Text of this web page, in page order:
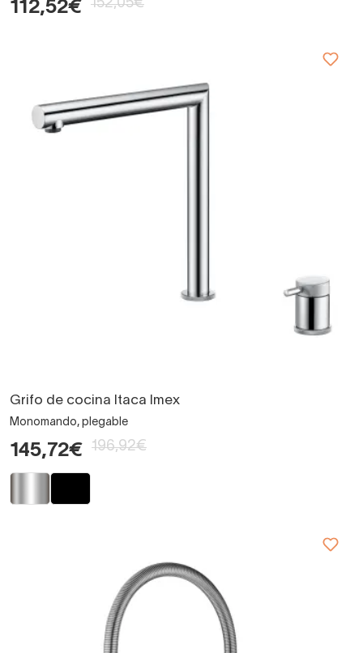
112,52€ 152,05€
Grifo de cocina Itaca Imex
Monomando, plegable
145,72€ 196,92€